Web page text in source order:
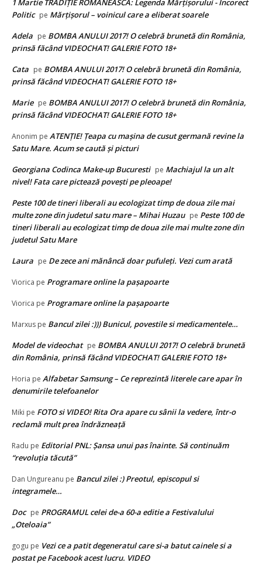
1 Martie TRADIȚIE ROMÂNEASCĂ: Legenda Mărțișorului - Incorect
Politic pe Mărțișorul – voinicul care a eliberat soarele
Adela pe BOMBA ANULUI 2017! O celebră brunetă din România,
prinsă făcând VIDEOCHAT! GALERIE FOTO 18+
Cata pe BOMBA ANULUI 2017! O celebră brunetă din România,
prinsă făcând VIDEOCHAT! GALERIE FOTO 18+
Marie pe BOMBA ANULUI 2017! O celebră brunetă din România,
prinsă făcând VIDEOCHAT! GALERIE FOTO 18+
Anonim pe ATENȚIE! Ţeapa cu maşina de cusut germană revine la
Satu Mare. Acum se caută și picturi
Georgiana Codinca Make-up Bucuresti pe Machiajul la un alt
nivel! Fata care pictează poveşti pe pleoape!
Peste 100 de tineri liberali au ecologizat timp de doua zile mai
multe zone din judetul satu mare – Mihai Huzau pe Peste 100 de
tineri liberali au ecologizat timp de doua zile mai multe zone din
judetul Satu Mare
Laura pe De zece ani mănâncă doar pufuleţi. Vezi cum arată
Viorica pe Programare online la paşapoarte
Viorica pe Programare online la paşapoarte
Marxus pe Bancul zilei :))) Bunicul, povestile si medicamentele…
Model de videochat pe BOMBA ANULUI 2017! O celebră brunetă
din România, prinsă făcând VIDEOCHAT! GALERIE FOTO 18+
Horia pe Alfabetar Samsung – Ce reprezintă literele care apar în
denumirile telefoanelor
Miki pe FOTO si VIDEO! Rita Ora apare cu sânii la vedere, într-o
reclamă mult prea îndrăzneață
Radu pe Editorial PNL: Șansa unui pas înainte. Să continuăm
“revoluția tăcută”
Dan Ungureanu pe Bancul zilei :) Preotul, episcopul si
integramele…
Doc pe PROGRAMUL celei de-a 60-a editie a Festivalului
„Oteloaia”
gogu pe Vezi ce a patit degeneratul care si-a batut cainele si a
postat pe Facebook acest lucru. VIDEO